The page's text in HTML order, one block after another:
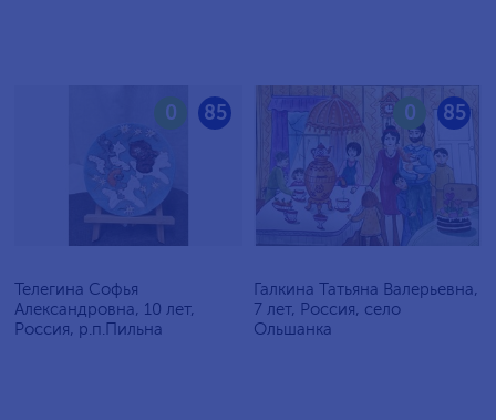
85
0
Телегина Софья
Александровна, 10 лет,
Россия, р.п.Пильна
85
0
Галкина Татьяна Валерьевна,
7 лет, Россия, село
Ольшанка